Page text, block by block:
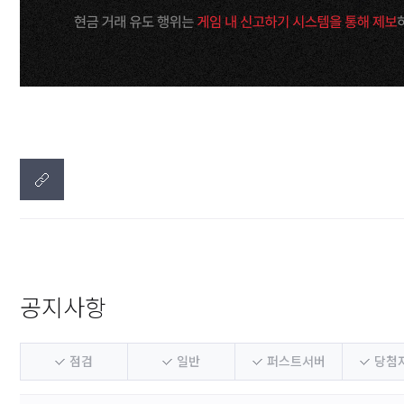
공지사항
점검 일반 퍼스트서버 당첨